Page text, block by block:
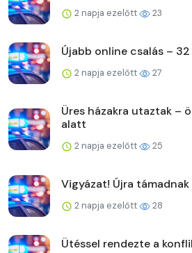
2 napja ezelőtt 23
Újabb online csalás –
2 napja ezelőtt 27
Üres házakra utaztak –
alatt
2 napja ezelőtt 25
Vigyázat! Újra
2 napja ezelőtt 28
Ütéssel rendezte a